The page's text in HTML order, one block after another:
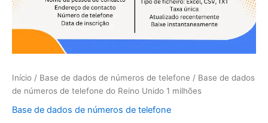
Início / Base de dados de números de telefone / Base de dados
de números de telefone do Reino Unido 1 milhões
Base de dados de números de telefone
telefone
do
Reino
1